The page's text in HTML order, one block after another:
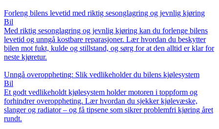
Forleng bilens levetid med riktig sesonglagring og jevnlig kjøring
Bil
Med riktig sesonglagring og jevnlig kjøring kan du forlenge bilens
levetid og unngå kostbare reparasjoner. Lær hvordan du beskytter
bilen mot fukt, kulde og stillstand, og sørg for at den alltid er klar for
neste kjøretur.
Unngå overoppheting: Slik vedlikeholder du bilens kjølesystem
Bil
Et godt vedlikeholdt kjølesystem holder motoren i toppform og
forhindrer overoppheting. Lær hvordan du sjekker kjølevæske,
slanger og radiator – og få tipsene som sikrer problemfri kjøring året
rundt.